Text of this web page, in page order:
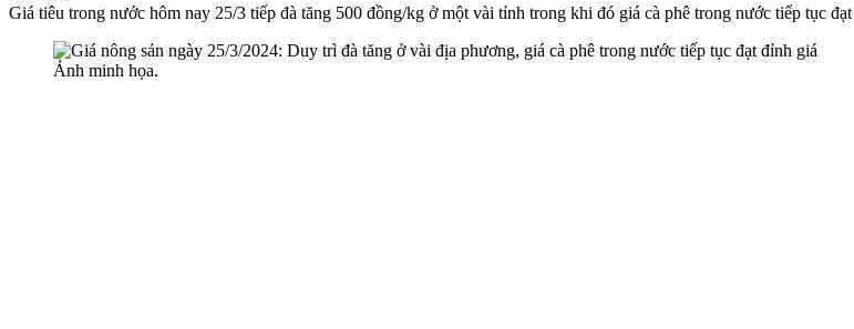
Giá tiêu trong nước hôm nay 25/3 tiếp đà tăng 500 đồng/kg ở một vài tỉnh trong khi đó giá cà phê trong nước tiếp tục
Ảnh minh họa.